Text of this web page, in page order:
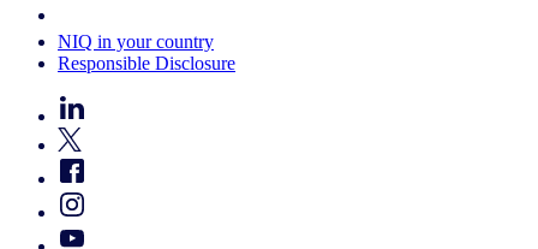
NIQ in your country
Responsible Disclosure